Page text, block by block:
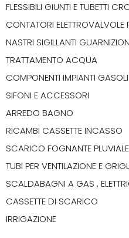
FLESSIBILI GIUNTI E TUBETTI
CONTATORI ELETTROVALVOLE
NASTRI SIGILLANTI
TRATTAMENTO ACQUA
COMPONENTI IMPIANTI
SIFONI E ACCESSORI
ARREDO BAGNO
RICAMBI CASSETTE INCASSO
SCARICO FOGNANTE
TUBI PER VENTILAZIONE E
SCALDABAGNI A GAS ,
CASSETTE DI SCARICO
IRRIGAZIONE